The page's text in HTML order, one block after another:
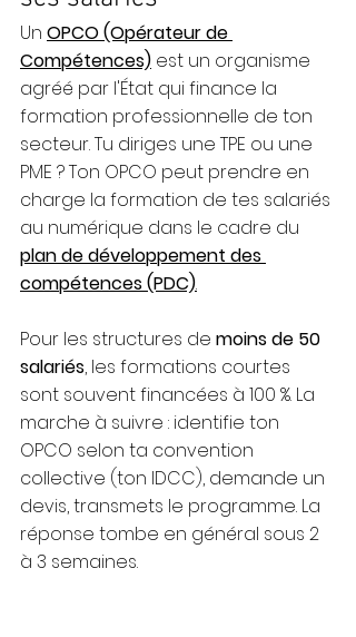
Un OPCO (Opérateur de
Compétences) est un organisme
agréé par l'État qui finance la
formation professionnelle de ton
secteur. Tu diriges une TPE ou une
PME ? Ton OPCO peut prendre en
charge la formation de tes salariés
au numérique dans le cadre du
plan de développement des
compétences (PDC).
Pour les structures de moins de 50
salariés, les formations courtes
sont souvent financées à 100 %. La
marche à suivre : identifie ton
OPCO selon ta convention
collective (ton IDCC), demande un
devis, transmets le programme. La
réponse tombe en général sous 2
à 3 semaines.